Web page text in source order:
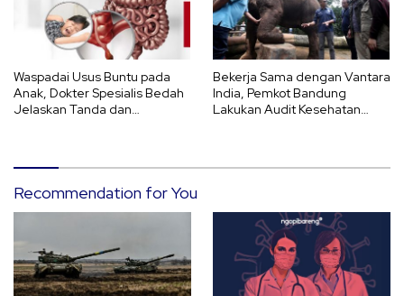
Waspadai Usus Buntu pada
Anak, Dokter Spesialis Bedah
Jelaskan Tanda dan
Bekerja Sama dengan Vantara
India, Pemkot Bandung
Lakukan Audit Kesehatan
Recommendation for You